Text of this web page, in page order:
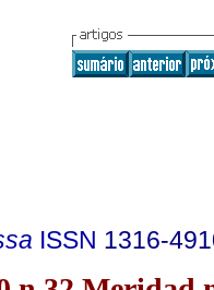
ISSN 1316-